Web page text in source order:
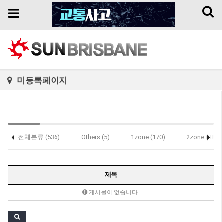
Toggle
Toggle
미등록페이지
전체분류 (536) Others (5) 1zone (170) 2zone (88)
제목
게시물이 없습니다.